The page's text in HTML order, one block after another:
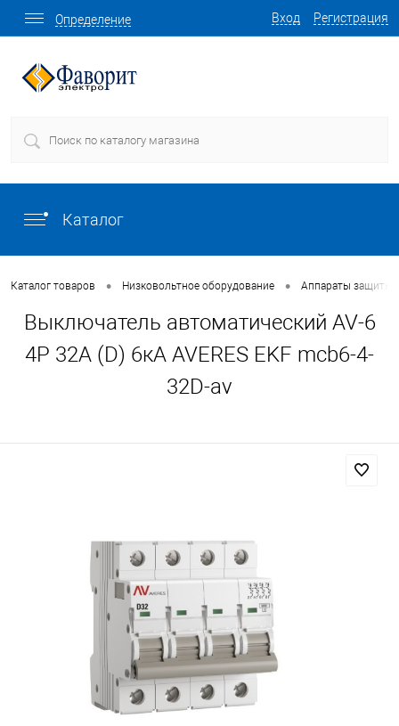
Вход Регистрация
Определение
Каталог
Каталог товаров • Низковольтное оборудование • Аппараты защиты
Выключатель автоматический AV-6
4P 32A (D) 6кА AVERES EKF mcb6-4-
32D-av